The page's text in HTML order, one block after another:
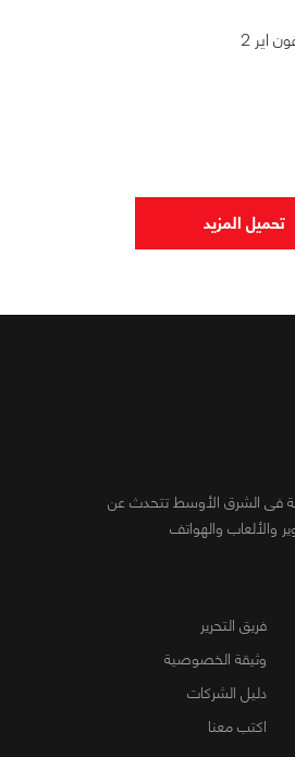
اير 2
تحميل المزيد
فى الشرق الأوسط تتحدث عن
والألعاب والهواتف
فريق التحرير
وثيقة الخصوصية
دليل الشركات
اكتب معنا